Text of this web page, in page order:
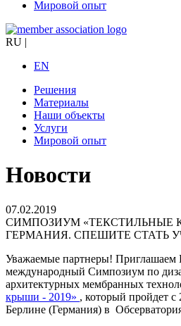
Мировой опыт
RU |
EN
Решения
Материалы
Наши объекты
Услуги
Мировой опыт
Новости
07.02.2019
СИМПОЗИУМ «ТЕКСТИЛЬНЫЕ
ГЕРМАНИЯ. СПЕШИТЕ СТАТЬ
Уважаемые партнеры! Приглашаем
международный Симпозиум по
архитектурных мембранных
крыши - 2019» , который пройдет с
Берлине (Германия) в